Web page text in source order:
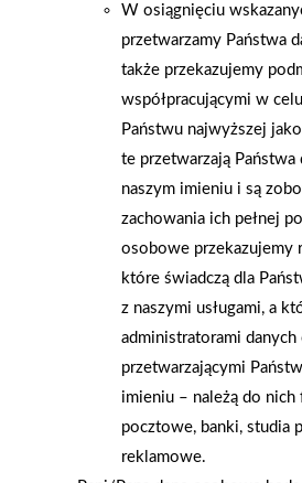
2026-01-15
Grupa PSB Handel S.A.
gra z WOŚP. Powstała
firmowa eSkarbonka na
rzecz gastroenterologii
dziecięcej
W osiągnięciu
przetwarzamy Państwa
także przekazujemy
współpracującymi w
Państwu najwyższej
te przetwarzają
naszym imieniu i są
zachowania ich pełnej
osobowe przekazujemy
które świadczą dla
z naszymi usługami, a
administratorami
przetwarzającymi
imieniu – należą do
pocztowe, banki, studia
reklamowe.